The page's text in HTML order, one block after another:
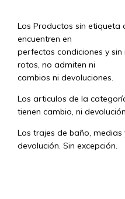
Los Productos sin etiqueta
encuentren en
perfectas condiciones y
rotos, no admiten ni
cambios ni devoluciones.
Los articulos de la
tienen cambio, ni
Los trajes de baño,
devolución. Sin excepción.